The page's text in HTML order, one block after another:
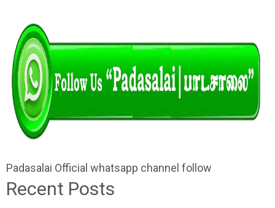
Padasalai Official whatsapp channel follow
Recent Posts